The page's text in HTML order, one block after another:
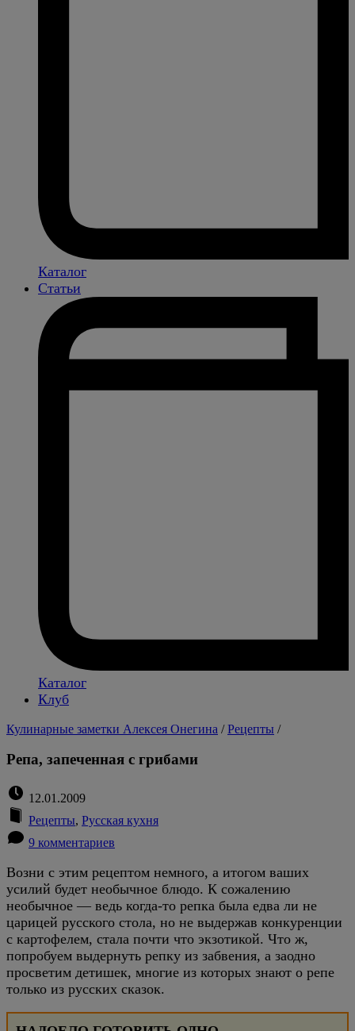
Каталог
Статьи
Каталог
Клуб
Кулинарные заметки Алексея Онегина /Рецепты /
Репа, запеченная с грибами
12.01.2009
Рецепты, Русская кухня
9 комментариев
Возни с этим рецептом немного, а итогом ваших
усилий будет необычное блюдо. К сожалению
необычное — ведь когда-то репка была едва ли не
царицей русского стола, но не выдержав конкуренции
с картофелем, стала почти что экзотикой. Что ж,
попробуем выдернуть репку из забвения, а заодно
просветим детишек, многие из которых знают о репе
только из русских сказок.